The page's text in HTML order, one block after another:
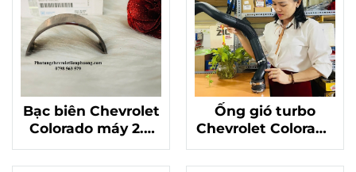
Bạc biên Chevrolet
Colorado máy 2.8
hàng chuẩn xịn Mã
12625222
Ống gió turbo
Chevrolet Colorado
GM 84652020